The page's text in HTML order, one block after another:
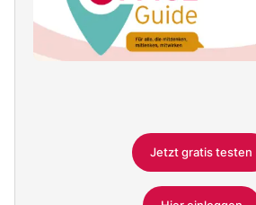
Jetzt gratis testen